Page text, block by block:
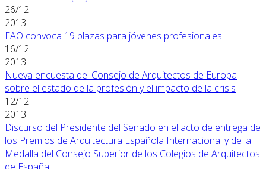
26/12
2013
FAO convoca 19 plazas para jóvenes profesionales.
16/12
2013
Nueva encuesta del Consejo de Arquitectos de Europa
sobre el estado de la profesión y el impacto de la crisis
12/12
2013
Discurso del Presidente del Senado en el acto de entrega de
los Premios de Arquitectura Española Internacional y de la
Medalla del Consejo Superior de los Colegios de Arquitectos